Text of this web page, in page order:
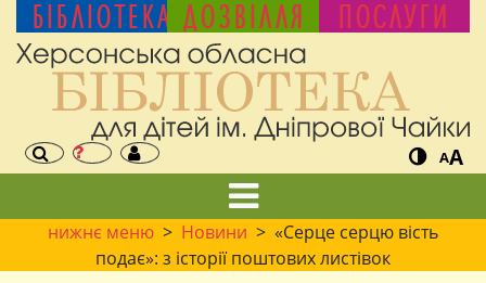
БІБЛІОТЕКА ДОЗВІЛЛЯ ПОСЛУГИ
AA
нижнє меню > Новини > «Серце серцю вість
подає»: з історії поштових листівок